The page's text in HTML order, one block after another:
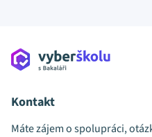
Kontakt
Máte zájem o spolupráci,